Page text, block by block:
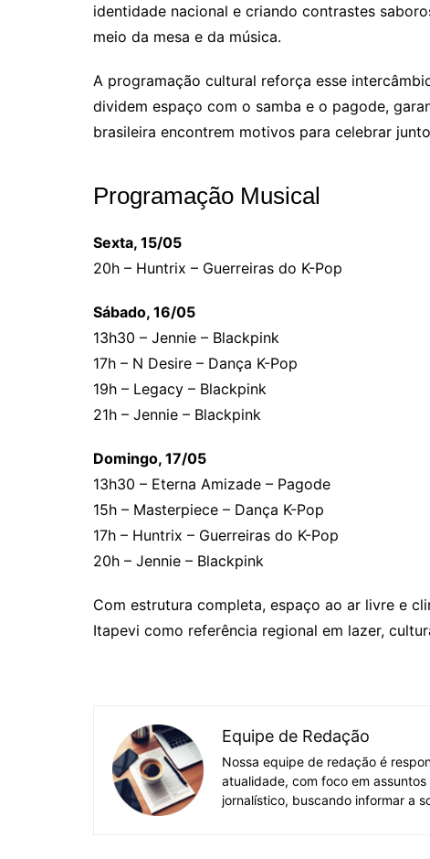
identidade nacional e criando contrastes
meio da mesa e da música.
A programação cultural reforça esse
dividem espaço com o samba e o pagode,
brasileira encontrem motivos para celebrar
Programação Musical
Sexta, 15/05
20h – Huntrix – Guerreiras do K-Pop
Sábado, 16/05
13h30 – Jennie – Blackpink
17h – N Desire – Dança K-Pop
19h – Legacy – Blackpink
21h – Jennie – Blackpink
Domingo, 17/05
13h30 – Eterna Amizade – Pagode
15h – Masterpiece – Dança K-Pop
17h – Huntrix – Guerreiras do K-Pop
20h – Jennie – Blackpink
Com estrutura completa, espaço ao ar livre e
Itapevi como referência regional em lazer,
Equipe de Redação
Nossa equipe de redação é
atualidade, com foco em
jornalístico, buscando informar a